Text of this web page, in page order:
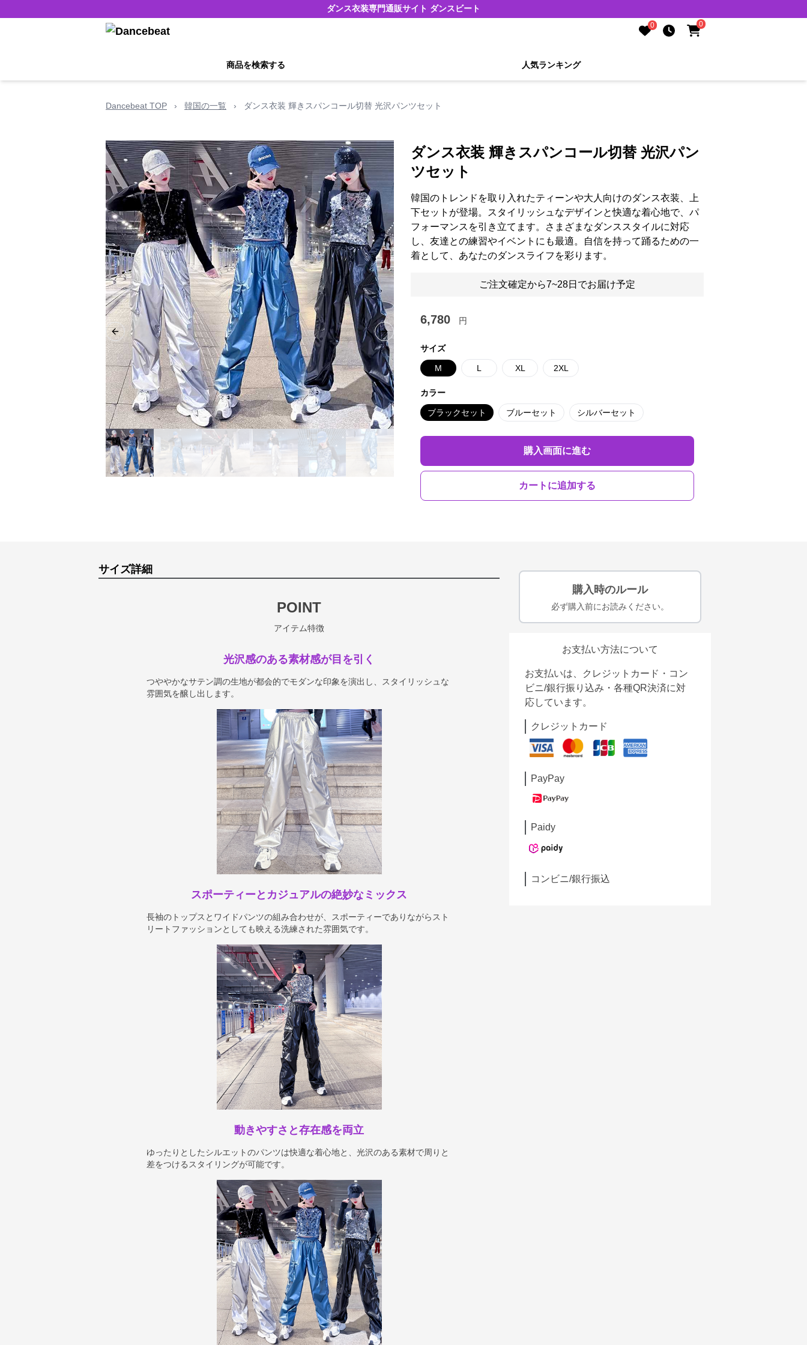
ダンス衣装専門通販サイト ダンスビート
0 0
商品を検索する 人気ランキング
Dancebeat TOP › 韓国の一覧 › ダンス衣装 輝きスパンコール切替 光沢パンツセット
Previous slide Next slide
ダンス衣装 輝きスパンコール切替 光沢パン
ツセット
韓国のトレンドを取り入れたティーンや大人向けのダンス衣装、上
下セットが登場。スタイリッシュなデザインと快適な着心地で、パ
フォーマンスを引き立てます。さまざまなダンススタイルに対応
し、友達との練習やイベントにも最適。自信を持って踊るための一
着として、あなたのダンスライフを彩ります。
ご注文確定から7~28日でお届け予定
6,780 円
サイズ
M L XL 2XL
カラー
ブラックセット ブルーセット シルバーセット
購入画面に進む
カートに追加する
サイズ詳細
POINT
アイテム特徴
光沢感のある素材感が目を引く
つややかなサテン調の生地が都会的でモダンな印象を演出し、スタイリッシュな
雰囲気を醸し出します。
スポーティーとカジュアルの絶妙なミックス
長袖のトップスとワイドパンツの組み合わせが、スポーティーでありながらスト
リートファッションとしても映える洗練された雰囲気です。
動きやすさと存在感を両立
ゆったりとしたシルエットのパンツは快適な着心地と、光沢のある素材で周りと
差をつけるスタイリングが可能です。
購入時のルール
必ず購入前にお読みください。
お支払い方法について
お支払いは、クレジットカード・コン
ビニ/銀行振り込み・各種QR決済に対
応しています。
クレジットカード
PayPay
Paidy
コンビニ/銀行振込